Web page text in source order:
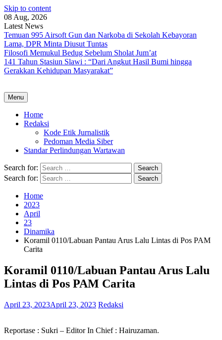
Skip to content
08 Aug, 2026
Latest News
Temuan 995 Airsoft Gun dan Narkoba di Sekolah Kebayoran
Lama, DPR Minta Diusut Tuntas
Filosofi Memukul Bedug Sebelum Sholat Jum’at
141 Tahun Stasiun Slawi : “Dari Angkut Hasil Bumi hingga
Gerakkan Kehidupan Masyarakat”
Menu
Home
Redaksi
Kode Etik Jurnalistik
Pedoman Media Siber
Standar Perlindungan Wartawan
Search for:
Search for:
Home
2023
April
23
Dinamika
Koramil 0110/Labuan Pantau Arus Lalu Lintas di Pos PAM
Carita
Koramil 0110/Labuan Pantau Arus Lalu
Lintas di Pos PAM Carita
April 23, 2023April 23, 2023 Redaksi
Reportase : Sukri – Editor In Chief : Hairuzaman.